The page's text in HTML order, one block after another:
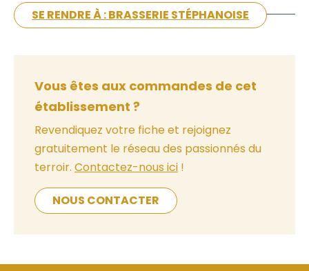
SE RENDRE À : BRASSERIE STÉPHANOISE
Vous êtes aux commandes de cet
établissement ?
Revendiquez votre fiche et rejoignez
gratuitement le réseau des passionnés du
terroir. Contactez-nous ici !
NOUS CONTACTER